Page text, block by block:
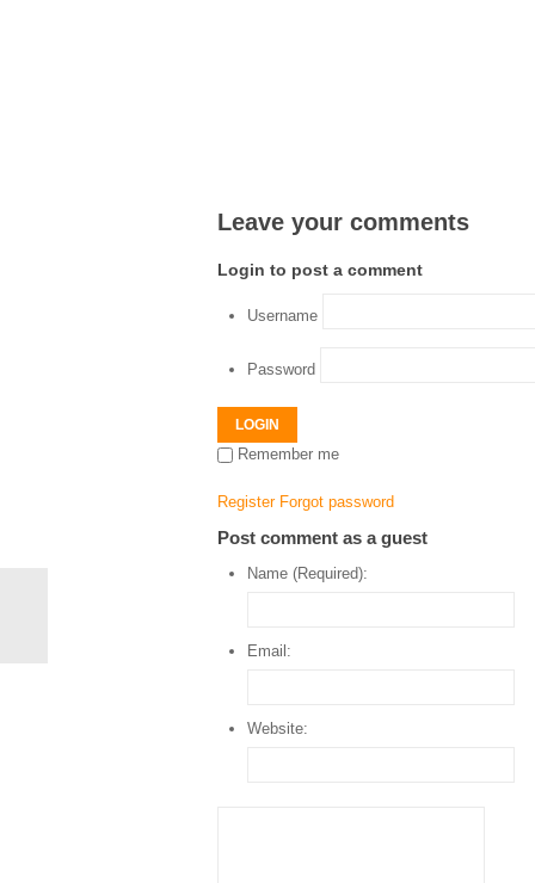
Leave your comments
Login to post a comment
Username
Password
LOGIN
Remember me
Register Forgot password
Post comment as a guest
Name (Required):
Email:
Website: